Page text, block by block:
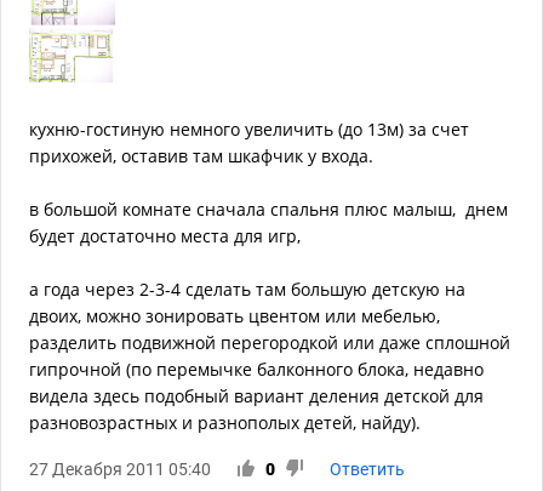
кухню-гостиную немного увеличить (до 13м) за счет
прихожей, оставив там шкафчик у входа.
в большой комнате сначала спальня плюс малыш, днем
будет достаточно места для игр,
а года через 2-3-4 сделать там большую детскую на
двоих, можно зонировать цвентом или мебелью,
разделить подвижной перегородкой или даже сплошной
гипрочной (по перемычке балконного блока, недавно
видела здесь подобный вариант деления детской для
разновозрастных и разнополых детей, найду).
27 Декабря 2011 05:40 0 Ответить